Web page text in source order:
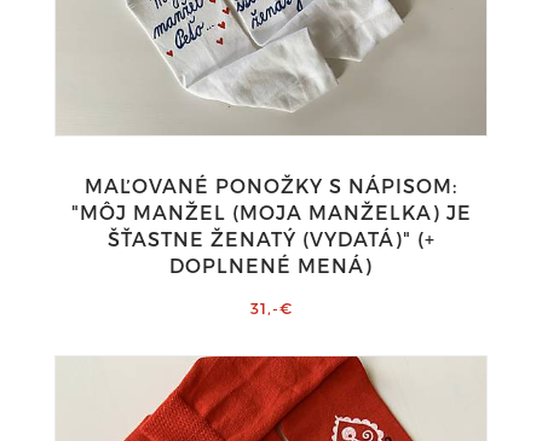
MAĽOVANÉ PONOŽKY S NÁPISOM:
"MÔJ MANŽEL (MOJA MANŽELKA) JE
ŠŤASTNE ŽENATÝ (VYDATÁ)" (+
DOPLNENÉ MENÁ)
31,-€